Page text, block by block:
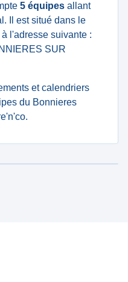
5 équipes allant
Il est situé dans le
l'adresse suivante :
SUR
et calendriers
du Bonnieres